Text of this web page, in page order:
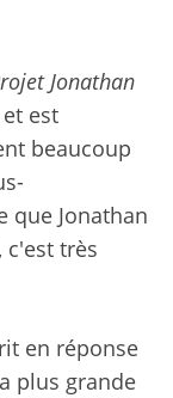
Jonathan
est
beaucoup
que Jonathan
c'est très
en réponse
plus grande